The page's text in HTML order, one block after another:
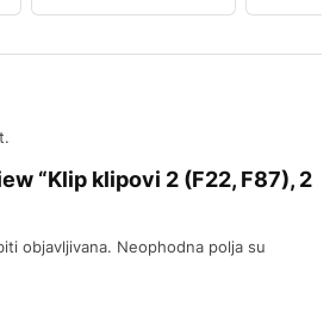
“Klip klipovi 2 (F22, F87), 2
objavljivana. Neophodna polja su